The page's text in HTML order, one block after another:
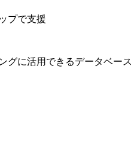
プで支援
グに活用できるデータベース